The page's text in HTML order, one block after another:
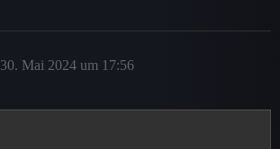
30. Mai 2024 um 17:56